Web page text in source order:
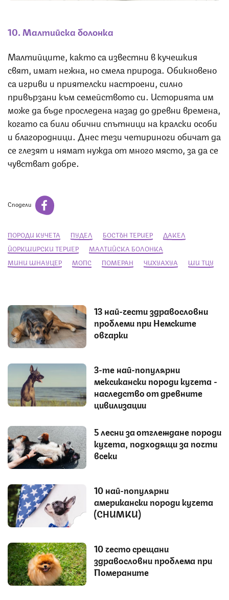
10. Малтийска болонка
Малтийците, както са известни в кучешкия
свят, имат нежна, но смела природа. Обикновено
са игриви и приятелски настроени, силно
привързани към семейството си. Историята им
може да бъде проследена назад до древни времена,
когато са били обични спътници на кралски особи
и благородници. Днес тези четириноги обичат да
се глезят и нямат нужда от много място, за да се
чувстват добре.
Сподели
ПОРОДИ КУЧЕТА ПУДЕЛ БОСТЪН ТЕРИЕР
ДАКЕЛ
ЙОРКШИРСКИ ТЕРИЕР
МАЛТИЙСКА БОЛОНКА
МИНИ ШНАУЦЕР
МОПС ПОМЕРАН ЧИХУАХУА ШИ ТЦУ
13 най-чести здравословни
проблеми при Немските
овчарки
3-те най-популярни
мексикански породи кучета -
наследство от древните
цивилизации
5 лесни за отглеждане породи
кучета, подходящи за почти
всеки
10 най-популярни
американски породи кучета
(СНИМКИ)
10 често срещани
здравословни проблема при
Помераните